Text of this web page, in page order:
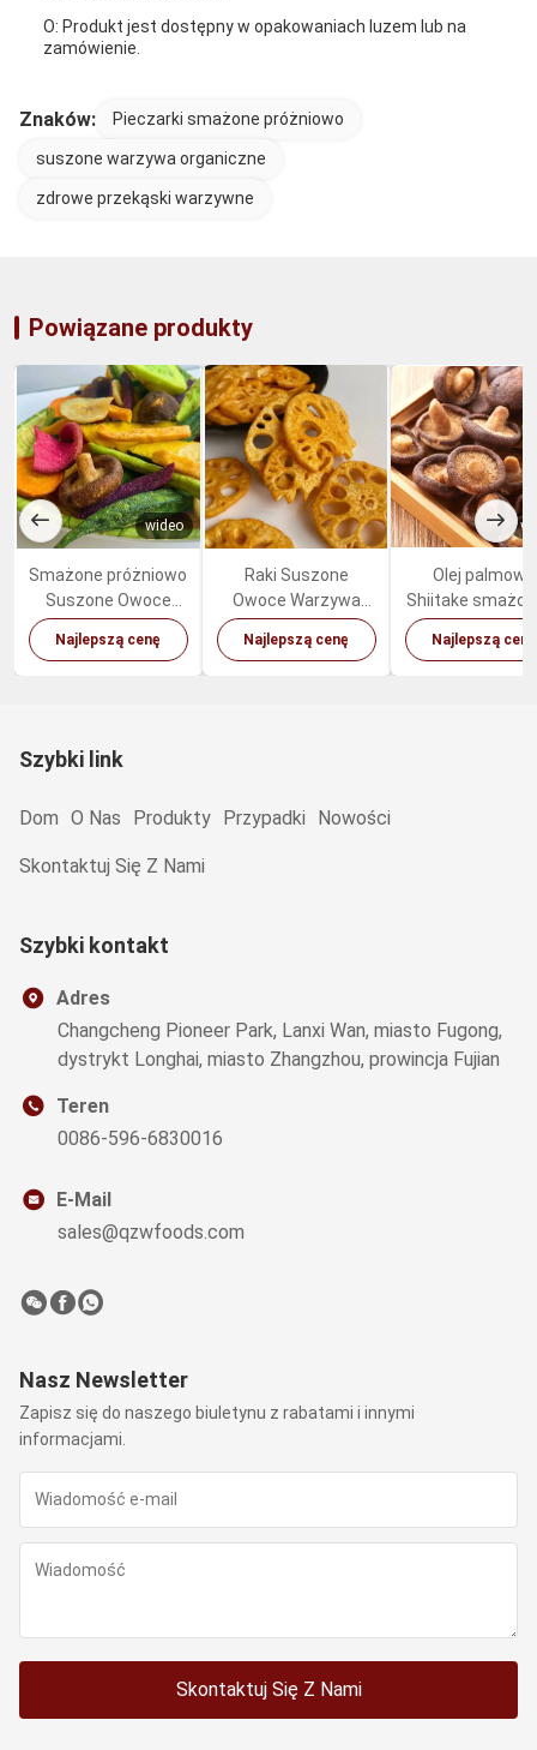
O: Produkt jest dostępny w opakowaniach luzem lub na
zamówienie.
Znaków: Pieczarki smażone próżniowo
suszone warzywa organiczne
zdrowe przekąski warzywne
Powiązane produkty
wideo
Smażone próżniowo
Suszone Owoce
Warzywa Mieszane
Zdrowe Organiczne
Najlepszą cenę
Raki Suszone
Owoce Warzywa
Pikantne Przekąski
Korzeń Lotosu
Najlepszą cenę
Olej palmowy
Shiitake
głębokim
grzyby
Najlepszą cenę
Szybki link
Dom O Nas Produkty Przypadki Nowości
Skontaktuj Się Z Nami
Szybki kontakt
Adres
Changcheng Pioneer Park, Lanxi Wan, miasto Fugong,
dystrykt Longhai, miasto Zhangzhou, prowincja Fujian
Teren
0086-596-6830016
E-Mail
sales@qzwfoods.com
Nasz Newsletter
Zapisz się do naszego biuletynu z rabatami i innymi
informacjami.
Skontaktuj Się Z Nami